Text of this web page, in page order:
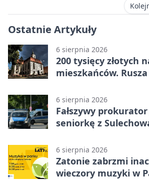
Ostatnie Artykuły
6 sierpnia 2026
200 tysięcy złotych
mieszkańców.
6 sierpnia 2026
Fałszywy
seniorkę z
6 sierpnia 2026
Zatonie zabrzmi
wieczory muzyki w